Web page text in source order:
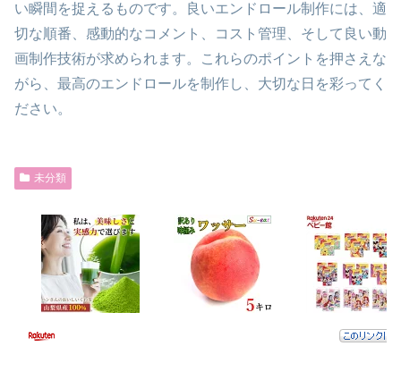
い瞬間を捉えるものです。良いエンドロール制作には、適
切な順番、感動的なコメント、コスト管理、そして良い動
画制作技術が求められます。これらのポイントを押さえな
がら、最高のエンドロールを制作し、大切な日を彩ってく
ださい。
未分類